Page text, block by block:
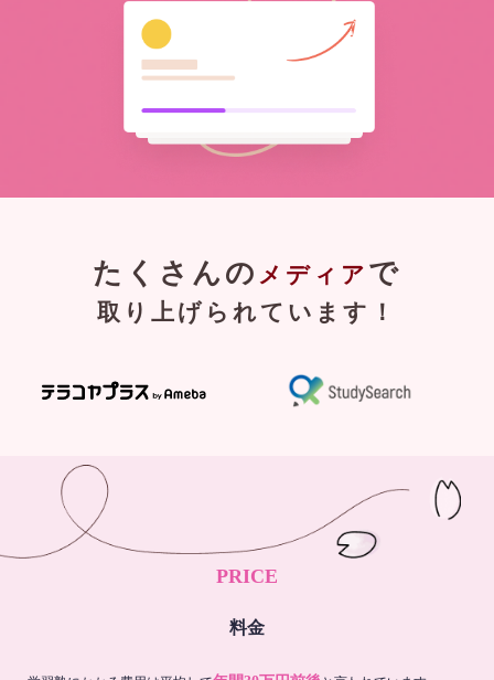
たくさんの メディア で
取り上げられています！
PRICE
料金